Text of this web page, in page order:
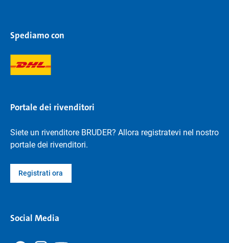
Spediamo con
Portale dei rivenditori
Siete un rivenditore BRUDER? Allora registratevi nel nostro
portale dei rivenditori.
Registrati ora
Social Media